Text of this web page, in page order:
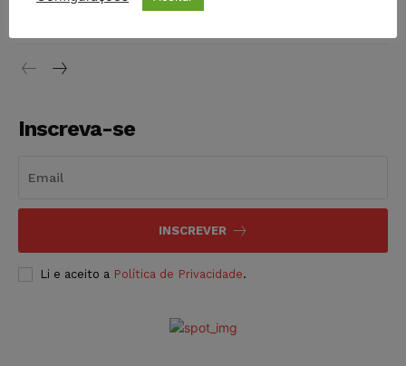
Inscreva-se
INSCREVER
Li e aceito a Política de Privacidade.